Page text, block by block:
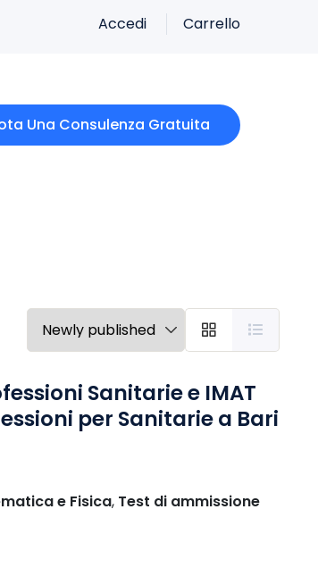
Accedi Carrello
Una Consulenza Gratuita
Sanitarie e IMAT
per Sanitarie a Bari
e Fisica, Test di ammissione